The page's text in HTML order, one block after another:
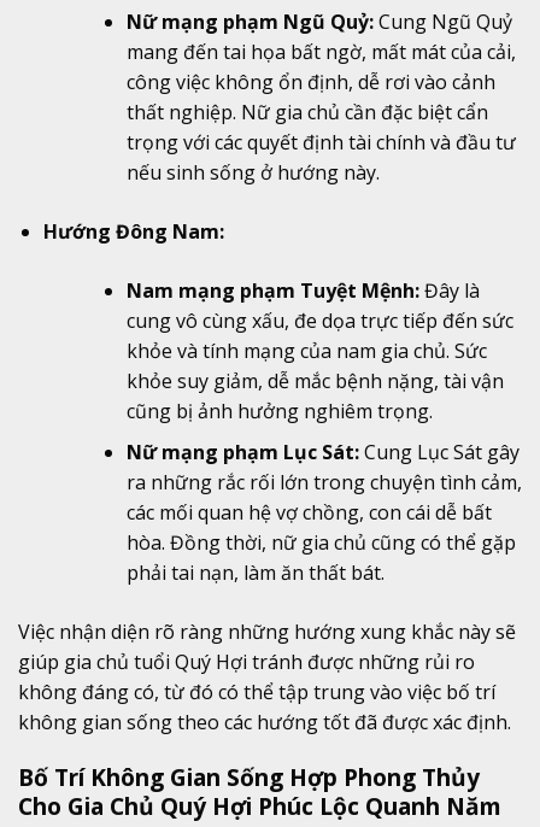
Nữ mạng phạm Ngũ Quỷ:Cung Ngũ Quỷ
mang đến tai họa bất ngờ, mất mát của cải,
công việc không ổn định, dễ rơi vào cảnh
thất nghiệp. Nữ gia chủ cần đặc biệt cẩn
trọng với các quyết định tài chính và đầu tư
nếu sinh sống ở hướng này.
Hướng Đông Nam:
Nam mạng phạm Tuyệt Mệnh:Đây là
cung vô cùng xấu, đe dọa trực tiếp đến sức
khỏe và tính mạng của nam gia chủ. Sức
khỏe suy giảm, dễ mắc bệnh nặng, tài vận
cũng bị ảnh hưởng nghiêm trọng.
Nữ mạng phạm Lục Sát:Cung Lục Sát gây
ra những rắc rối lớn trong chuyện tình cảm,
các mối quan hệ vợ chồng, con cái dễ bất
hòa. Đồng thời, nữ gia chủ cũng có thể gặp
phải tai nạn, làm ăn thất bát.
Việc nhận diện rõ ràng những hướng xung khắc này sẽ
giúp gia chủ tuổi Quý Hợi tránh được những rủi ro
không đáng có, từ đó có thể tập trung vào việc bố trí
không gian sống theo các hướng tốt đã được xác định.
Bố Trí Không Gian Sống Hợp Phong Thủy
Cho Gia Chủ Quý Hợi Phúc Lộc Quanh Năm